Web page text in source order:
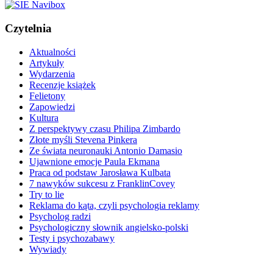
Czytelnia
Aktualności
Artykuły
Wydarzenia
Recenzje książek
Felietony
Zapowiedzi
Kultura
Z perspektywy czasu Philipa Zimbardo
Złote myśli Stevena Pinkera
Ze świata neuronauki Antonio Damasio
Ujawnione emocje Paula Ekmana
Praca od podstaw Jarosława Kulbata
7 nawyków sukcesu z FranklinCovey
Try to lie
Reklama do kąta, czyli psychologia reklamy
Psycholog radzi
Psychologiczny słownik angielsko-polski
Testy i psychozabawy
Wywiady